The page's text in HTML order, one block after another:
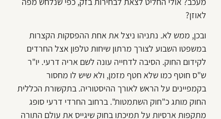
לאוזן?
ובכן, ממש לא. נתניהו ניצל את אחת ההפסקות הקצרות
במשפטו השבוע לצורך מרתון שיחות טלפון אצל החרדים
לקידום החוק. הסיבה לדחייה עונה לשם אריה דרעי. יו"ר
ש"ס חוטף כמו שלא חטף מזמן, ולא שיש לו מחסור
בקמפיינים על הראש לאורך ההיסטוריה. בתקשורת הכללית
החוק מותג כ"חוק השתמטות". ברחוב החרדי דרעי סופג
מתקפות ארסיות על תמיכתו בחוק שיגייס את עולם התורה